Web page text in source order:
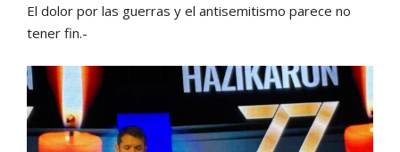
El dolor por las guerras y el antisemitismo parece no
tener fin.-